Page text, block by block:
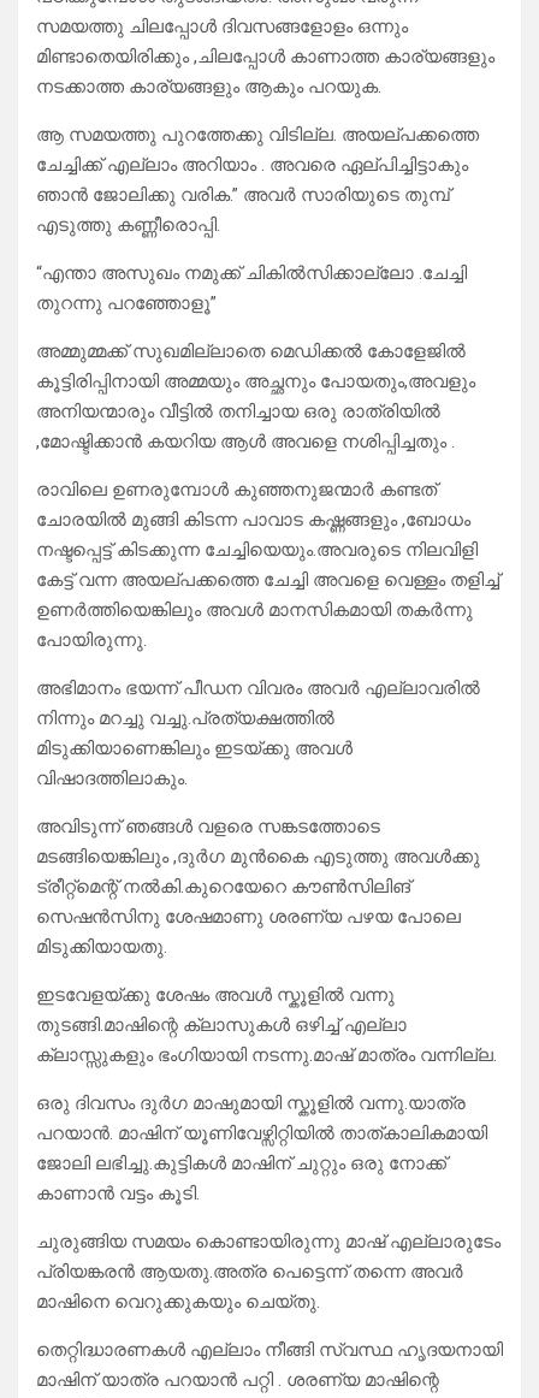
സമയത്തു ചിലപ്പോൾ ദിവസങ്ങളോളം ഒന്നും
മിണ്ടാതെയിരിക്കും ,ചിലപ്പോൾ കാണാത്ത കാര്യങ്ങളും
നടക്കാത്ത കാര്യങ്ങളും ആകും പറയുക.
ആ സമയത്തു പുറത്തേക്കു വിടില്ല. അയല്പക്കത്തെ
ചേച്ചിക്ക് എല്ലാം അറിയാം . അവരെ ഏല്പിച്ചിട്ടാകും
ഞാൻ ജോലിക്കു വരിക.” അവർ സാരിയുടെ തുമ്പ്
എടുത്തു കണ്ണീരൊപ്പി.
“എന്താ അസുഖം നമുക്ക് ചികിൽസിക്കാല്ലോ .ചേച്ചി
തുറന്നു പറഞ്ഞോളൂ”
അമ്മുമ്മക്ക് സുഖമില്ലാതെ മെഡിക്കൽ കോളേജിൽ
കൂട്ടിരിപ്പിനായി അമ്മയും അച്ഛനും പോയതും,അവളും
അനിയന്മാരും വീട്ടിൽ തനിച്ചായ ഒരു രാത്രിയിൽ
,മോഷ്ടിക്കാൻ കയറിയ ആൾ അവളെ നശിപ്പിച്ചതും .
രാവിലെ ഉണരുമ്പോൾ കുഞ്ഞനുജന്മാർ കണ്ടത്
ചോരയിൽ മുങ്ങി കിടന്ന പാവാട കഷ്ണങ്ങളും ,ബോധം
നഷ്ടപ്പെട്ട് കിടക്കുന്ന ചേച്ചിയെയും.അവരുടെ നിലവിളി
കേട്ട് വന്ന അയല്പക്കത്തെ ചേച്ചി അവളെ വെള്ളം തളിച്ച്
ഉണർത്തിയെങ്കിലും അവൾ മാനസികമായി തകർന്നു
പോയിരുന്നു.
അഭിമാനം ഭയന്ന് പീഡന വിവരം അവർ എല്ലാവരിൽ
നിന്നും മറച്ചു വച്ചു.പ്രത്യക്ഷത്തിൽ
മിടുക്കിയാണെങ്കിലും ഇടയ്ക്കു അവൾ
വിഷാദത്തിലാകും.
അവിടുന്ന് ഞങ്ങൾ വളരെ സങ്കടത്തോടെ
മടങ്ങിയെങ്കിലും ,ദുർഗ മുൻകൈ എടുത്തു അവൾക്കു
ട്രീറ്റ്മെന്റ് നൽകി.കുറെയേറെ കൗൺസിലിങ്
സെഷൻസിനു ശേഷമാണു ശരണ്യ പഴയ പോലെ
മിടുക്കിയായതു.
ഇടവേളയ്ക്കു ശേഷം അവൾ സ്കൂളിൽ വന്നു
തുടങ്ങി.മാഷിന്റെ ക്ലാസുകൾ ഒഴിച്ച് എല്ലാ
ക്ലാസ്സുകളും ഭംഗിയായി നടന്നു.മാഷ് മാത്രം വന്നില്ല.
ഒരു ദിവസം ദുർഗ മാഷുമായി സ്കൂളിൽ വന്നു.യാത്ര
പറയാൻ. മാഷിന് യൂണിവേഴ്സിറ്റിയിൽ താത്കാലികമായി
ജോലി ലഭിച്ചു.കുട്ടികൾ മാഷിന് ചുറ്റും ഒരു നോക്ക്
കാണാൻ വട്ടം കൂടി.
ചുരുങ്ങിയ സമയം കൊണ്ടായിരുന്നു മാഷ് എല്ലാരുടേം
പ്രിയങ്കരൻ ആയതു.അത്ര പെട്ടെന്ന് തന്നെ അവർ
മാഷിനെ വെറുക്കുകയും ചെയ്തു.
തെറ്റിദ്ധാരണകൾ എല്ലാം നീങ്ങി സ്വസ്ഥ ഹൃദയനായി
മാഷിന് യാത്ര പറയാൻ പറ്റി . ശരണ്യ മാഷിന്റെ